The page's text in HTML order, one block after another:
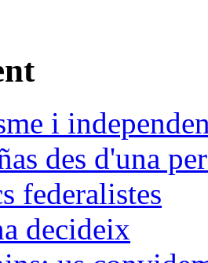
i
des d'una
federalistes
decideix